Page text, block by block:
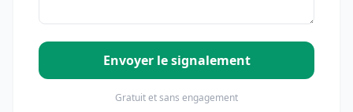
Envoyer le signalement
Gratuit et sans engagement